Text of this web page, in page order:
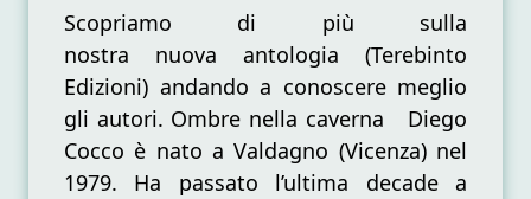
Scopriamo di più sulla
nostra nuova antologia (Terebinto
Edizioni) andando a conoscere meglio
gli autori. Ombre nella caverna Diego
Cocco è nato a Valdagno (Vicenza) nel
1979. Ha passato l’ultima decade a